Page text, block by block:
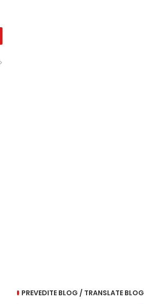
PREVEDITE BLOG / TRANSLATE BLOG